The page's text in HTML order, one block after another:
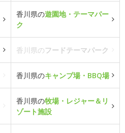
香川県の遊園地・テーマパー
ク
香川県のフードテーマパーク
香川県のキャンプ場・BBQ場
香川県の牧場・レジャー＆リ
ゾート施設